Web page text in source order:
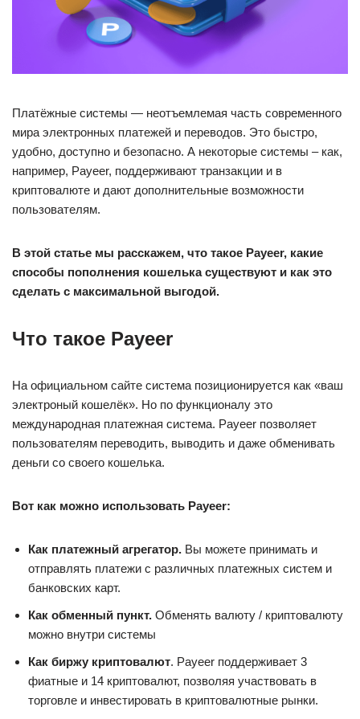
Платёжные системы — неотъемлемая часть современного
мира электронных платежей и переводов. Это быстро,
удобно, доступно и безопасно. А некоторые системы – как,
например, Payeer, поддерживают транзакции и в
криптовалюте и дают дополнительные возможности
пользователям.
В этой статье мы расскажем, что такое Payeer, какие
способы пополнения кошелька существуют и как это
сделать с максимальной выгодой.
Что такое Payeer
На официальном сайте система позиционируется как «ваш
электроный кошелёк». Но по функционалу это
международная платежная система. Payeer позволяет
пользователям переводить, выводить и даже обменивать
деньги со своего кошелька.
Вот как можно использовать Payeer:
Как платежный агрегатор. Вы можете принимать и
отправлять платежи с различных платежных систем и
банковских карт.
Как обменный пункт. Обменять валюту / криптовалюту
можно внутри системы
Как биржу криптовалют. Payeer поддерживает 3
фиатные и 14 криптовалют, позволяя участвовать в
торговле и инвестировать в криптовалютные рынки.